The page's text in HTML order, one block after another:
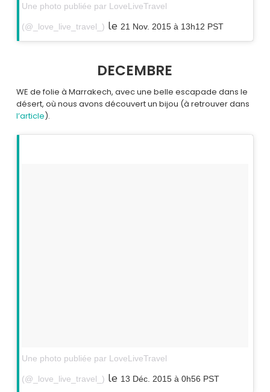
Une photo publiée par LoveLiveTravel
(@_love_live_travel_) le 21 Nov. 2015 à 13h12 PST
DECEMBRE
WE de folie à Marrakech, avec une belle escapade dans le
désert, où nous avons découvert un bijou (à retrouver dans
l’article).
Une photo publiée par LoveLiveTravel
(@_love_live_travel_) le 13 Déc. 2015 à 0h56 PST